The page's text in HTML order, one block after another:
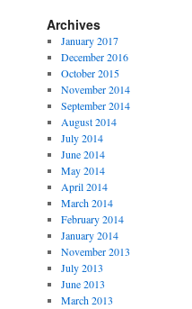
Archives
January 2017
December 2016
October 2015
November 2014
September 2014
August 2014
July 2014
June 2014
May 2014
April 2014
March 2014
February 2014
January 2014
November 2013
July 2013
June 2013
March 2013